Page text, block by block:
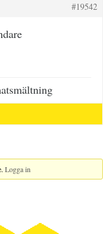
#19542
Logga in